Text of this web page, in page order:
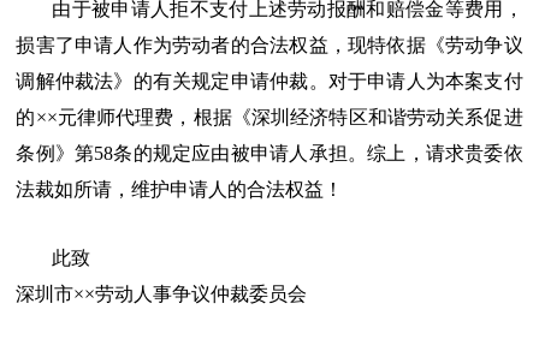
由于被申请人拒不支付上述劳动报酬和赔偿金等费用，
损害了申请人作为劳动者的合法权益，现特依据《劳动争议
调解仲裁法》的有关规定申请仲裁。对于申请人为本案支付
的××元律师代理费，根据《深圳经济特区和谐劳动关系促进
条例》第58条的规定应由被申请人承担。综上，请求贵委依
法裁如所请，维护申请人的合法权益！
此致
深圳市××劳动人事争议仲裁委员会